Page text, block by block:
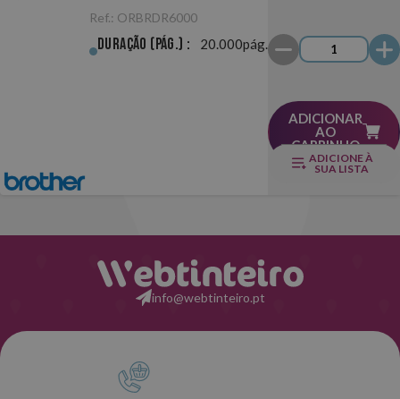
Ref.: ORBRDR6000
Duração (pág.) : 20.000pág.
ADICIONAR
AO
CARRINHO
ADICIONE À
SUA LISTA
info@webtinteiro.pt